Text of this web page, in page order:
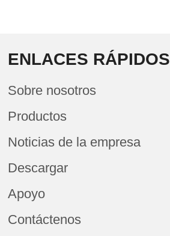
ENLACES RÁPIDOS
Sobre nosotros
Productos
Noticias de la empresa
Descargar
Apoyo
Contáctenos